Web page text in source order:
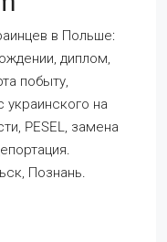
в Польше:
диплом,
побыту,
на
PESEL, замена
Познань.